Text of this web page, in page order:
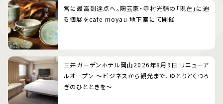
常に最高到達点へ。陶芸家・寺村光輔の「現在」に迫
る個展をcafe moyau 地下室にて開催
三井ガーデンホテル岡山2026年8月9日 リニューア
ルオープン 〜ビジネスから観光まで、ゆとりとくつろ
ぎのひとときを〜